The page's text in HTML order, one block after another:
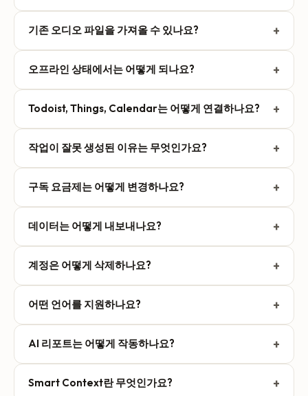
15 Pro+), 제어 센터(iOS 18+), Dynamic Island, 잠금 화면에
서도 원탭으로 녹음을 시작할 수 있습니다. 자연스럽게 말하
세요. 작업, 일정, 아이디어를 한 녹음에 모두 담아도 됩니다.
기존 오디오 파일을 가져올 수 있나요? +
디오 파일(최대 100 MB)을 TellDone으로 공유하면 됩니다.
웹에서는 app.telldone.app에서 파일을 하나 올리세요. 어느
쪽이든 메모, 할 일, 일정으로 정리되어 돌아옵니다. 녹음 한
오프라인 상태에서는 어떻게 되나요? +
고 업로드 대기열에 추가됩니다. 다시 연결되면 자동으로 동
기화되고 처리됩니다. 연결 상태가 나빠도 녹음이 사라지지
않습니다.
Todoist, Things, Calendar는 어떻게 연결하나요? +
로그인으로 연결됩니다. Apple Calendar, Apple
Reminders, Things 3는 네이티브 iOS API를 사용하므로 설
정에서 활성화하기만 하면 됩니다.
작업이 잘못 생성된 이유는 무엇인가요? +
녹음을 남기세요. TellDone이 기존 메모, 작업, 일정을 자동으
로 업데이트합니다. 연결된 작업 관리자(Todoist, Things,
Reminders)에서 직접 편집하는 것도 가능합니다. 날짜, 이
구독 요금제는 어떻게 변경하나요? +
> 구독으로 이동해 업그레이드, 다운그레이드 또는 취소할
수 있습니다. 변경 사항은 현재 결제 기간이 끝날 때 적용됩니
다.
데이터는 어떻게 내보내나요? +
모, 작업, 일정(JSON 형식)과 오디오 녹음이 담긴 ZIP 파일을
생성해 드립니다. 48시간 동안 유효한 다운로드 링크를 받게
됩니다. 데이터 내보내기는 Free를 포함한 모든 요금제에서
계정은 어떻게 삭제하나요? +
하며, 링크를 클릭하면 삭제가 예약됩니다. 이후 마음을 바꿀
수 있는 7일의 유예 기간이 주어집니다. 사람이 직접 검토할
필요 없습니다. 유예 기간이 지나면 모든 데이터가 영구적으
어떤 언어를 지원하나요? +
정 > 언어에서 원하는 변환 언어를 설정할 수 있습니다. 여러
언어를 섞어 말해도 되고, 문장 중간에 언어를 바꿔도 됩니다.
AI 리포트는 어떻게 작동하나요? +
기준), 주간(일요일 이후), 월간(매월 1일), 연간(1월 1일). 각 리
Smart Context란 무엇인가요? +